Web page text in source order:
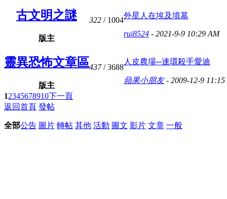
古文明之謎
版主
322 / 1004
外星人在埃及墳墓
rui8524 - 2021-9-9 10:29 AM
靈異恐怖文章區
版主
437/ 3688
人皮農場─連環殺手愛迪
蘋果小朋友- 2009-12-9 11:15
12345678910下一頁
返回首頁 發帖
全部公告 圖片 轉帖 其他 活動 圖文 影片 文章 一般